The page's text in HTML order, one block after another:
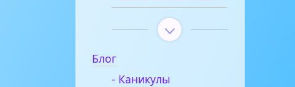
Блог
- Каникулы